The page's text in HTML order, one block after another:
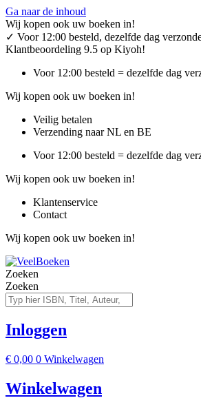
Ga naar de inhoud
Wij kopen ook uw boeken in!
✓ Voor 12:00 besteld, dezelfde dag
Klantbeoordeling 9.5 op Kiyoh!
Voor 12:00 besteld = dezelfde dag
Wij kopen ook uw boeken in!
Veilig betalen
Verzending naar NL en BE
Voor 12:00 besteld = dezelfde dag
Wij kopen ook uw boeken in!
Klantenservice
Contact
Wij kopen ook uw boeken in!
Zoeken
Zoeken
Inloggen
€ 0,00 0 Winkelwagen
Winkelwagen